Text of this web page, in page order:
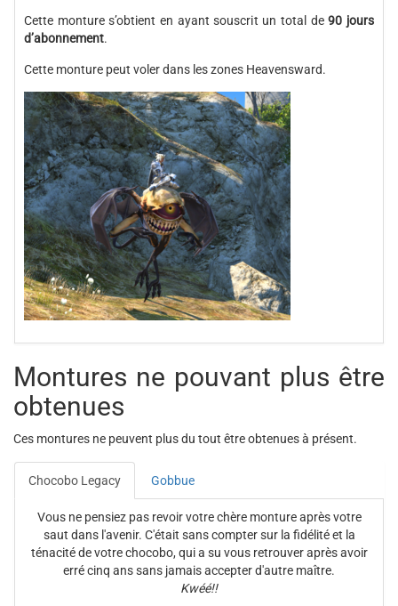
Cette monture s’obtient en ayant souscrit un total de90 jours
d’abonnement.
Cette monture peut voler dans les zones Heavensward.
Montures ne pouvant plus être
obtenues
Ces montures ne peuvent plus du tout être obtenues à présent.
Chocobo Legacy Gobbue
Vous ne pensiez pas revoir votre chère monture après votre
saut dans l'avenir. C'était sans compter sur la fidélité et la
ténacité de votre chocobo, qui a su vous retrouver après avoir
erré cinq ans sans jamais accepter d'autre maître.
Kwéé!!